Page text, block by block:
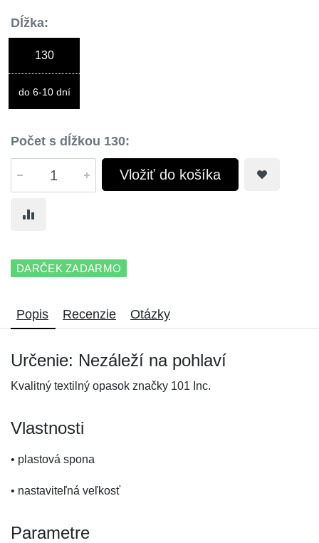
Dĺžka:
130
do 6-10 dní
Počet s dĺžkou 130:
Vložiť do košíka
DARČEK ZADARMO
Popis Recenzie Otázky
Určenie: Nezáleží na pohlaví
Kvalitný textilný opasok značky 101 Inc.
Vlastnosti
• plastová spona
• nastaviteľná veľkosť
Parametre